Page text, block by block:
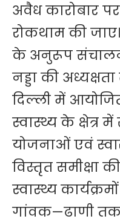
अवैध कारोबार
रोकथाम की
के अनुरूप संचालन
नड्डा की
दिल्ली में
स्वास्थ्य के क्षेत्र में
योजनाओं एवं
विस्तृत समीक्षा
स्वास्थ्य
गांवक—ढाणी